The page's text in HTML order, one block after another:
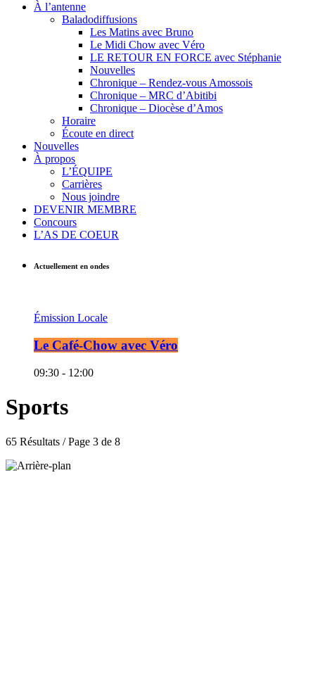
À l’antenne
Baladodiffusions
Les Matins avec Bruno
Le Midi Chow avec Véro
LE RETOUR EN FORCE avec Stéphanie
Nouvelles
Chronique – Rendez-vous Amossois
Chronique – MRC d’Abitibi
Chronique – Diocèse d’Amos
Horaire
Écoute en direct
Nouvelles
À propos
L’ÉQUIPE
Carrières
Nous joindre
DEVENIR MEMBRE
Concours
L’AS DE COEUR
Actuellement en ondes
Émission Locale
Le Café-Chow avec Véro
09:30 - 12:00
Sports
65 Résultats / Page 3 de 8